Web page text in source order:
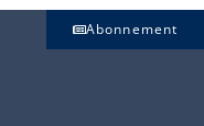
Abonnement